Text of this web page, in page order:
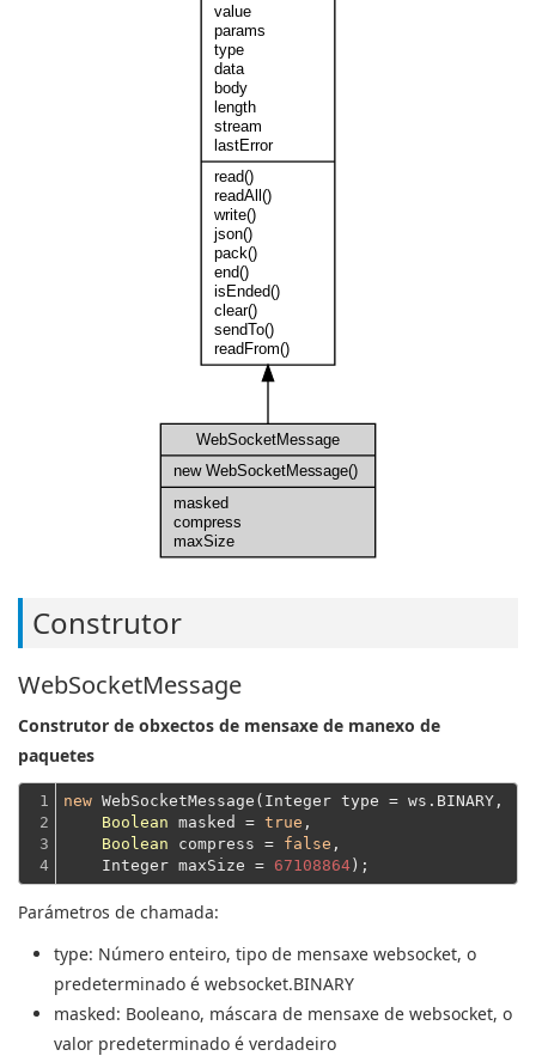
value
params
type
data
body
length
stream
lastError
read()
readAll()
write()
json()
pack()
end()
isEnded()
clear()
sendTo()
readFrom()
WebSocketMessage
new WebSocketMessage()
masked
compress
maxSize
Construtor
WebSocketMessage
Construtor de obxectos de mensaxe de manexo de
paquetes
1
2
3
4
new WebSocketMessage(Integer type = ws.BINARY,
Boolean masked = true ,
Boolean compress = false ,
    Integer maxSize =
67108864
Parámetros de chamada:
type: Número enteiro, tipo de mensaxe websocket, o
predeterminado é websocket.BINARY
masked: Booleano, máscara de mensaxe de websocket, o
valor predeterminado é verdadeiro